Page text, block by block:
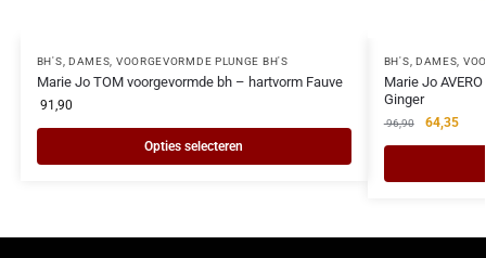
BH'S DAMES VOORGEVORMDE PLUNGE BH'S
Marie Jo TOM voorgevormde bh – hartvorm Fauve
91,90
Opties selecteren
BH'S DAMES
Marie Jo
Ginger
96,90 64,35